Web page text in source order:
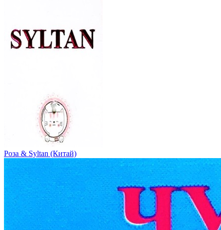
Роза & Syltan (Китай)